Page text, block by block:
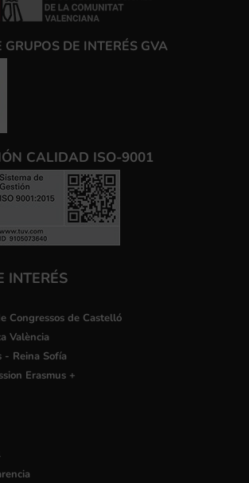
GRUPOS DE INTERÉS GVA
CALIDAD ISO-9001
INTERÉS
Congressos de Castelló
València
- Reina Sofía
Erasmus +